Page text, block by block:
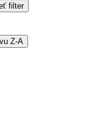
filter
Z-A